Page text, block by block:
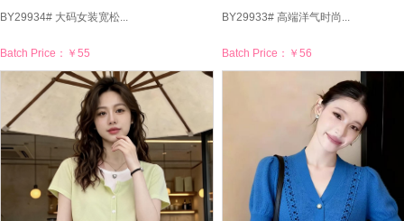
BY29934# 大码女装宽松...
Batch Price： ￥55
BY29933# 高端洋气时尚...
Batch Price： ￥56